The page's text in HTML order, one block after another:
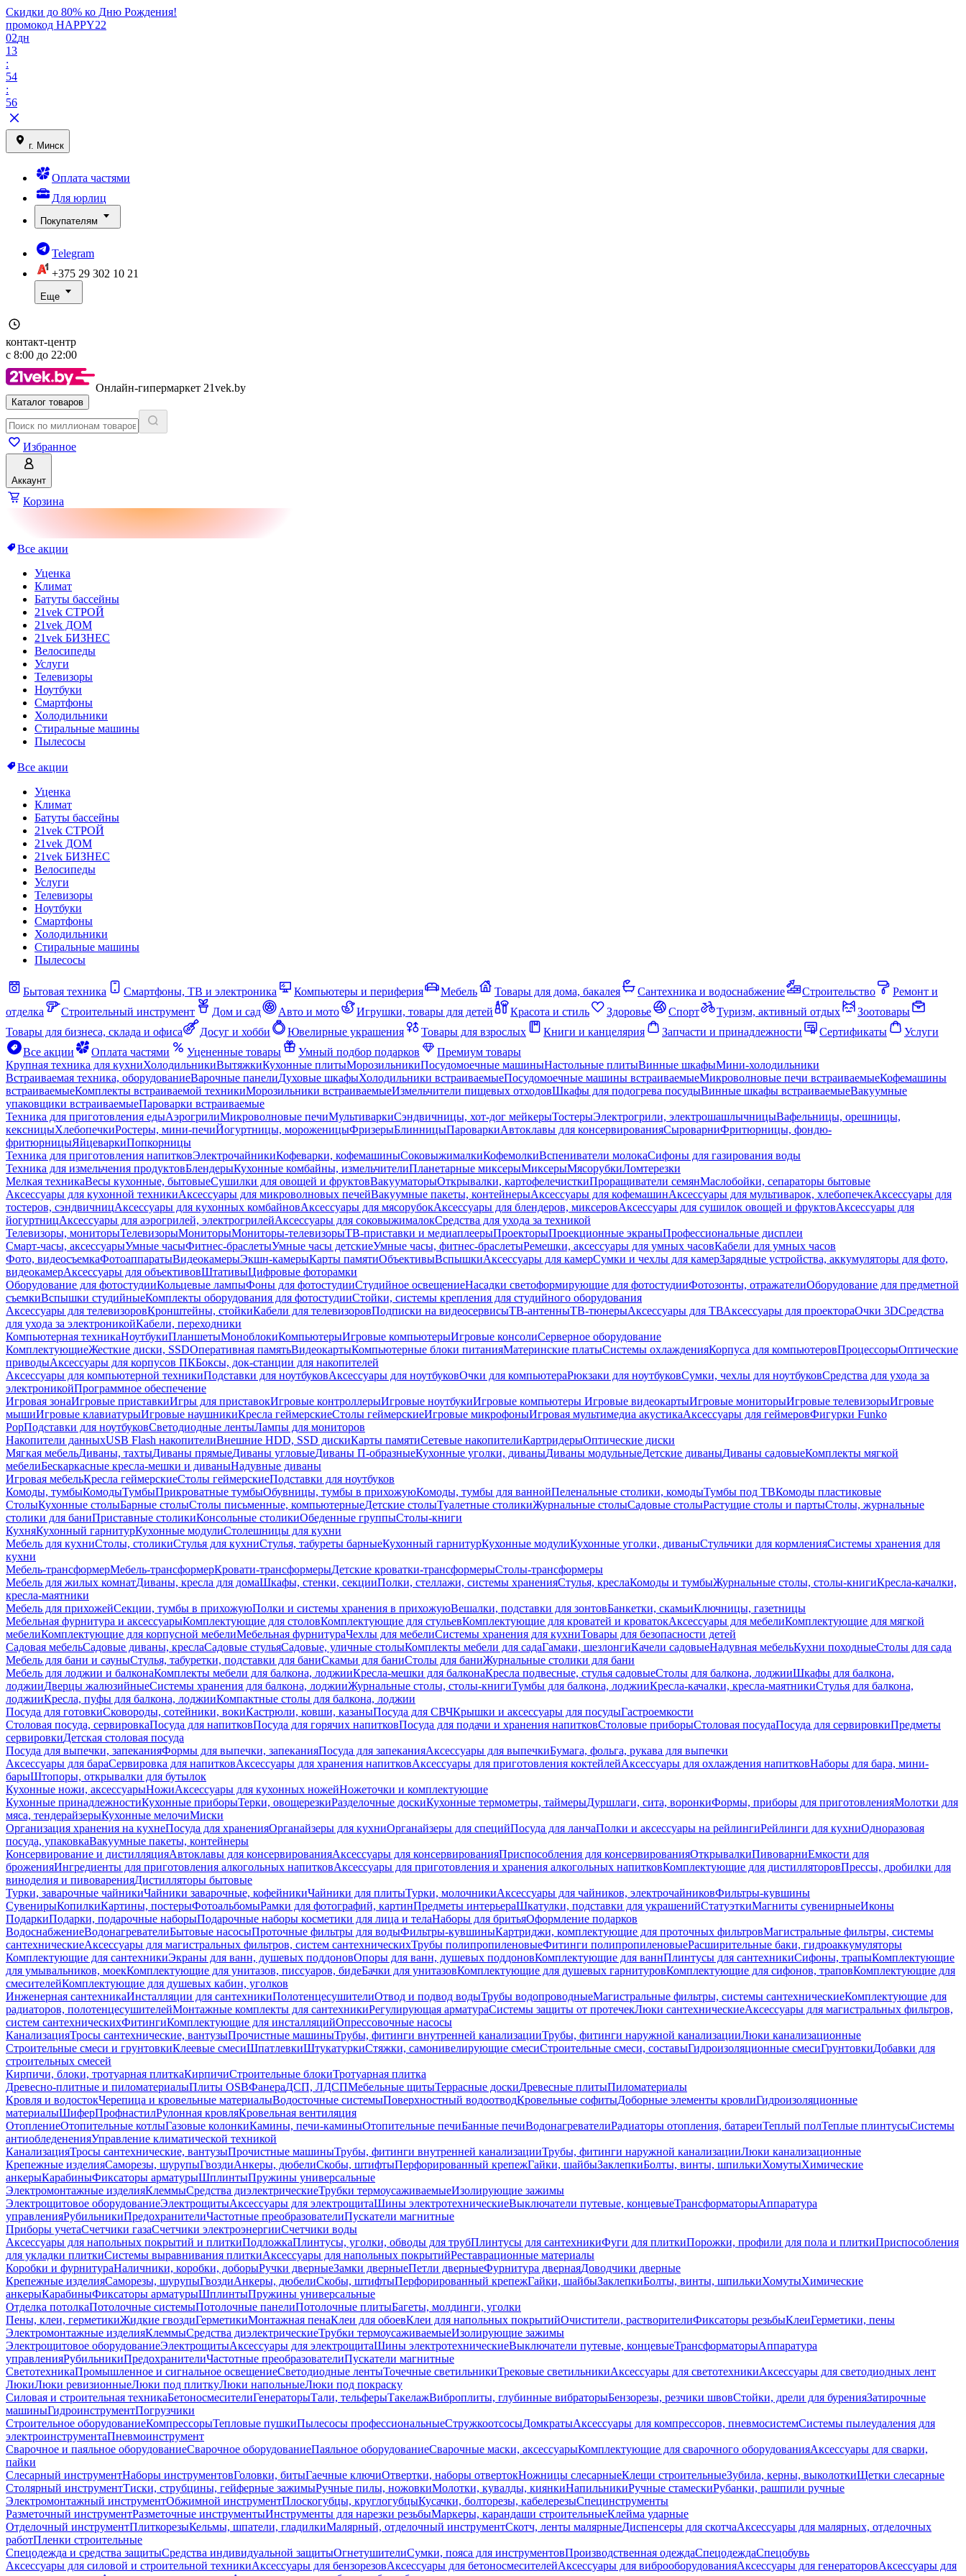
Скидки до 80% ко Дню Рождения!
промокод HAPPY22
02дн
13
:
54
:
56
г. Минск
Оплата частями
Для юрлиц
Покупателям
Telegram
+375 29 302 10 21
Еще
контакт-центр
с 8:00 до 22:00
Онлайн-гипермаркет 21vek.by
Каталог товаров
Избранное
Аккаунт
Корзина
Все акции
Уценка
Климат
Батуты бассейны
21vek СТРОЙ
21vek ДОМ
21vek БИЗНЕС
Велосипеды
Услуги
Телевизоры
Ноутбуки
Смартфоны
Холодильники
Стиральные машины
Пылесосы
Все акции
Уценка
Климат
Батуты бассейны
21vek СТРОЙ
21vek ДОМ
21vek БИЗНЕС
Велосипеды
Услуги
Телевизоры
Ноутбуки
Смартфоны
Холодильники
Стиральные машины
Пылесосы
Бытовая техника Смартфоны, ТВ и электроника Компьютеры и периферия Мебель Товары для дома, бакалея Сантехника и водоснабжение Строительство
Ремонт и
отделка
Строительный инструмент Дом и сад Авто и мото Игрушки, товары для детей Красота и стиль Здоровье Спорт Туризм, активный отдых
Зоотовары
Товары для бизнеса, склада и офиса
Досуг и хобби Ювелирные украшения Товары для взрослых Книги и канцелярия Запчасти и принадлежности Сертификаты
Услуги
Все акции
Оплата частями Уцененные товары Умный подбор подарков
Премиум товары
Крупная техника для кухниХолодильникиВытяжкиКухонные плитыМорозильникиПосудомоечные машиныНастольные плитыВинные шкафыМини-холодильники
Встраиваемая техника, оборудованиеВарочные панелиДуховые шкафыХолодильники встраиваемыеПосудомоечные машины встраиваемыеМикроволновые печи встраиваемыеКофемашины
встраиваемыеКомплекты встраиваемой техникиМорозильники встраиваемыеИзмельчители пищевых отходовШкафы для подогрева посудыВинные шкафы встраиваемыеВакуумные
упаковщики встраиваемыеПароварки встраиваемые
Техника для приготовления едыАэрогрилиМикроволновые печиМультиваркиСэндвичницы, хот-дог мейкерыТостерыЭлектрогрили, электрошашлычницыВафельницы, орешницы,
кексницыХлебопечкиРостеры, мини-печиЙогуртницы, мороженицыФризерыБлинницыПароваркиАвтоклавы для консервированияСыроварниФритюрницы, фондю-
фритюрницыЯйцеваркиПопкорницы
Техника для приготовления напитковЭлектрочайникиКофеварки, кофемашиныСоковыжималкиКофемолкиВспениватели молокаСифоны для газирования воды
Техника для измельчения продуктовБлендерыКухонные комбайны, измельчителиПланетарные миксерыМиксерыМясорубкиЛомтерезки
Мелкая техникаВесы кухонные, бытовыеСушилки для овощей и фруктовВакууматорыОткрывалки, картофелечисткиПроращиватели семянМаслобойки, сепараторы бытовые
Аксессуары для кухонной техникиАксессуары для микроволновых печейВакуумные пакеты, контейнерыАксессуары для кофемашинАксессуары для мультиварок, хлебопечекАксессуары для
тостеров, сэндвичницАксессуары для кухонных комбайновАксессуары для мясорубокАксессуары для блендеров, миксеровАксессуары для сушилок овощей и фруктовАксессуары для
йогуртницАксессуары для аэрогрилей, электрогрилейАксессуары для соковыжималокСредства для ухода за техникой
Телевизоры, мониторыТелевизорыМониторыМониторы-телевизорыТВ-приставки и медиаплеерыПроекторыПроекционные экраныПрофессиональные дисплеи
Смарт-часы, аксессуарыУмные часыФитнес-браслетыУмные часы детскиеУмные часы, фитнес-браслетыРемешки, аксессуары для умных часовКабели для умных часов
Фото, видеосъемкаФотоаппаратыВидеокамерыЭкшн-камерыКарты памятиОбъективыВспышкиАксессуары для камерСумки и чехлы для камерЗарядные устройства, аккумуляторы для фото,
видеокамерАксессуары для объективовШтативыЦифровые фоторамки
Оборудование для фотостудииКольцевые лампыФоны для фотостудииСтудийное освещениеНасадки светоформирующие для фотостудииФотозонты, отражателиОборудование для предметной
съемкиВспышки студийныеКомплекты оборудования для фотостудииСтойки, системы крепления для студийного оборудования
Аксессуары для телевизоровКронштейны, стойкиКабели для телевизоровПодписки на видеосервисыТВ-антенныТВ-тюнерыАксессуары для ТВАксессуары для проектораОчки 3DСредства
для ухода за электроникойКабели, переходники
Компьютерная техникаНоутбукиПланшетыМоноблокиКомпьютерыИгровые компьютерыИгровые консолиСерверное оборудование
КомплектующиеЖесткие диски, SSDОперативная памятьВидеокартыКомпьютерные блоки питанияМатеринские платыСистемы охлажденияКорпуса для компьютеровПроцессорыОптические
приводыАксессуары для корпусов ПКБоксы, док-станции для накопителей
Аксессуары для компьютерной техникиПодставки для ноутбуковАксессуары для ноутбуковОчки для компьютераРюкзаки для ноутбуковСумки, чехлы для ноутбуковСредства для ухода за
электроникойПрограммное обеспечение
Игровая зонаИгровые приставкиИгры для приставокИгровые контроллерыИгровые ноутбукиИгровые компьютеры Игровые видеокартыИгровые мониторыИгровые телевизорыИгровые
мышиИгровые клавиатурыИгровые наушникиКресла геймерскиеСтолы геймерскиеИгровые микрофоныИгровая мультимедиа акустикаАксессуары для геймеровФигурки Funko
PopПодставки для ноутбуковСветодиодные лентыЛампы для мониторов
Накопители данныхUSB Flash накопителиВнешние HDD, SSD дискиКарты памятиСетевые накопителиКартридерыОптические диски
Мягкая мебельДиваны, тахтыДиваны прямыеДиваны угловыеДиваны П-образныеКухонные уголки, диваныДиваны модульныеДетские диваныДиваны садовыеКомплекты мягкой
мебелиБескаркасные кресла-мешки и диваныНадувные диваны
Игровая мебельКресла геймерскиеСтолы геймерскиеПодставки для ноутбуков
Комоды, тумбыКомодыТумбыПрикроватные тумбыОбувницы, тумбы в прихожуюКомоды, тумбы для ваннойПеленальные столики, комодыТумбы под ТВКомоды пластиковые
СтолыКухонные столыБарные столыСтолы письменные, компьютерныеДетские столыТуалетные столикиЖурнальные столыСадовые столыРастущие столы и партыСтолы, журнальные
столики для баниПриставные столикиКонсольные столикиОбеденные группыСтолы-книги
КухняКухонный гарнитурКухонные модулиСтолешницы для кухни
Мебель для кухниСтолы, столикиСтулья для кухниСтулья, табуреты барныеКухонный гарнитурКухонные модулиКухонные уголки, диваныСтульчики для кормленияСистемы хранения для
кухни
Мебель-трансформерМебель-трансформерКровати-трансформерыДетские кроватки-трансформерыСтолы-трансформеры
Мебель для жилых комнатДиваны, кресла для домаШкафы, стенки, секцииПолки, стеллажи, системы храненияСтулья, креслаКомоды и тумбыЖурнальные столы, столы-книгиКресла-качалки,
кресла-маятники
Мебель для прихожейСекции, тумбы в прихожуюПолки и системы хранения в прихожуюВешалки, подставки для зонтовБанкетки, скамьиКлючницы, газетницы
Мебельная фурнитура и аксессуарыКомплектующие для столовКомплектующие для стульевКомплектующие для кроватей и кроватокАксессуары для мебелиКомплектующие для мягкой
мебелиКомплектующие для корпусной мебелиМебельная фурнитураЧехлы для мебелиСистемы хранения для кухниТовары для безопасности детей
Садовая мебельСадовые диваны, креслаСадовые стульяСадовые, уличные столыКомплекты мебели для садаГамаки, шезлонгиКачели садовыеНадувная мебельКухни походныеСтолы для сада
Мебель для бани и сауныСтулья, табуретки, подставки для баниСкамьи для баниСтолы для баниЖурнальные столики для бани
Мебель для лоджии и балконаКомплекты мебели для балкона, лоджииКресла-мешки для балконаКресла подвесные, стулья садовыеСтолы для балкона, лоджииШкафы для балкона,
лоджииДверцы жалюзийныеСистемы хранения для балкона, лоджииЖурнальные столы, столы-книгиТумбы для балкона, лоджииКресла-качалки, кресла-маятникиСтулья для балкона,
лоджииКресла, пуфы для балкона, лоджииКомпактные столы для балкона, лоджии
Посуда для готовкиСковороды, сотейники, вокиКастрюли, ковши, казаныПосуда для СВЧКрышки и аксессуары для посудыГастроемкости
Столовая посуда, сервировкаПосуда для напитковПосуда для горячих напитковПосуда для подачи и хранения напитковСтоловые приборыСтоловая посудаПосуда для сервировкиПредметы
сервировкиДетская столовая посуда
Посуда для выпечки, запеканияФормы для выпечки, запеканияПосуда для запеканияАксессуары для выпечкиБумага, фольга, рукава для выпечки
Аксессуары для бараСервировка для напитковАксессуары для хранения напитковАксессуары для приготовления коктейлейАксессуары для охлаждения напитковНаборы для бара, мини-
барыШтопоры, открывалки для бутылок
Кухонные ножи, аксессуарыНожиАксессуары для кухонных ножейНожеточки и комплектующие
Кухонные принадлежностиКухонные приборыТерки, овощерезкиРазделочные доскиКухонные термометры, таймерыДуршлаги, сита, воронкиФормы, приборы для приготовленияМолотки для
мяса, тендерайзерыКухонные мелочиМиски
Организация хранения на кухнеПосуда для храненияОрганайзеры для кухниОрганайзеры для специйПосуда для ланчаПолки и аксессуары на рейлингиРейлинги для кухниОдноразовая
посуда, упаковкаВакуумные пакеты, контейнеры
Консервирование и дистилляцияАвтоклавы для консервированияАксессуары для консервированияПриспособления для консервированияОткрывалкиПивоварниЕмкости для
броженияИнгредиенты для приготовления алкогольных напитковАксессуары для приготовления и хранения алкогольных напитковКомплектующие для дистилляторовПрессы, дробилки для
виноделия и пивоваренияДистилляторы бытовые
Турки, заварочные чайникиЧайники заварочные, кофейникиЧайники для плитыТурки, молочникиАксессуары для чайников, электрочайниковФильтры-кувшины
СувенирыКопилкиКартины, постерыФотоальбомыРамки для фотографий, картинПредметы интерьераШкатулки, подставки для украшенийСтатуэткиМагниты сувенирныеИконы
ПодаркиПодарки, подарочные наборыПодарочные наборы косметики для лица и телаНаборы для бритьяОформление подарков
ВодоснабжениеВодонагревателиБытовые насосыПроточные фильтры для водыФильтры-кувшиныКартриджи, комплектующие для проточных фильтровМагистральные фильтры, системы
сантехническиеАксессуары для магистральных фильтров, систем сантехническихТрубы полипропиленовыеФитинги полипропиленовыеРасширительные баки, гидроаккумуляторы
Комплектующие для сантехникиЭкраны для ванн, душевых поддоновОпоры для ванн, душевых поддоновКомплектующие для ваннПлинтусы для сантехникиСифоны, трапыКомплектующие
для умывальников, моекКомплектующие для унитазов, писсуаров, бидеБачки для унитазовКомплектующие для душевых гарнитуровКомплектующие для сифонов, траповКомплектующие для
смесителейКомплектующие для душевых кабин, уголков
Инженерная сантехникаИнсталляции для сантехникиПолотенцесушителиОтвод и подвод водыТрубы водопроводныеМагистральные фильтры, системы сантехническиеКомплектующие для
радиаторов, полотенцесушителейМонтажные комплекты для сантехникиРегулирующая арматураСистемы защиты от протечекЛюки сантехническиеАксессуары для магистральных фильтров,
систем сантехническихФитингиКомплектующие для инсталляцийОпрессовочные насосы
КанализацияТросы сантехнические, вантузыПрочистные машиныТрубы, фитинги внутренней канализацииТрубы, фитинги наружной канализацииЛюки канализационные
Строительные смеси и грунтовкиКлеевые смесиШпатлевкиШтукатуркиСтяжки, самонивелирующие смесиСтроительные смеси, составыГидроизоляционные смесиГрунтовкиДобавки для
строительных смесей
Кирпичи, блоки, тротуарная плиткаКирпичиСтроительные блокиТротуарная плитка
Древесно-плитные и пиломатериалыПлиты OSBФанераДСП, ЛДСПМебельные щитыТеррасные доскиДревесные плитыПиломатериалы
Кровля и водостокЧерепица и кровельные материалыВодосточные системыПоверхностный водоотводКровельные софитыДоборные элементы кровлиГидроизоляционные
материалыШиферПрофнастилРулонная кровляКровельная вентиляция
ОтоплениеОтопительные котлыГазовые колонкиКамины, печи-каминыОтопительные печиБанные печиВодонагревателиРадиаторы отопления, батареиТеплый полТеплые плинтусыСистемы
антиобледененияУправление климатической техникой
КанализацияТросы сантехнические, вантузыПрочистные машиныТрубы, фитинги внутренней канализацииТрубы, фитинги наружной канализацииЛюки канализационные
Крепежные изделияСаморезы, шурупыГвоздиАнкеры, дюбелиСкобы, штифтыПерфорированный крепежГайки, шайбыЗаклепкиБолты, винты, шпилькиХомутыХимические
анкерыКарабиныФиксаторы арматурыШплинтыПружины универсальные
Электромонтажные изделияКлеммыСредства диэлектрическиеТрубки термоусаживаемыеИзолирующие зажимы
Электрощитовое оборудованиеЭлектрощитыАксессуары для электрощитаШины электротехническиеВыключатели путевые, концевыеТрансформаторыАппаратура
управленияРубильникиПредохранителиЧастотные преобразователиПускатели магнитные
Приборы учетаСчетчики газаСчетчики электроэнергииСчетчики воды
Аксессуары для напольных покрытий и плиткиПодложкаПлинтусы, уголки, обводы для трубПлинтусы для сантехникиФуги для плиткиПорожки, профили для пола и плиткиПриспособления
для укладки плиткиСистемы выравнивания плиткиАксессуары для напольных покрытийРеставрационные материалы
Коробки и фурнитураНаличники, коробки, доборыРучки дверныеЗамки дверныеПетли дверныеФурнитура двернаяДоводчики дверные
Крепежные изделияСаморезы, шурупыГвоздиАнкеры, дюбелиСкобы, штифтыПерфорированный крепежГайки, шайбыЗаклепкиБолты, винты, шпилькиХомутыХимические
анкерыКарабиныФиксаторы арматурыШплинтыПружины универсальные
Отделка потолкаПотолочные системыПотолочные панелиПотолочные плитыБагеты, молдинги, уголки
Пены, клеи, герметикиЖидкие гвоздиГерметикиМонтажная пенаКлеи для обоевКлеи для напольных покрытийОчистители, растворителиФиксаторы резьбыКлеиГерметики, пены
Электромонтажные изделияКлеммыСредства диэлектрическиеТрубки термоусаживаемыеИзолирующие зажимы
Электрощитовое оборудованиеЭлектрощитыАксессуары для электрощитаШины электротехническиеВыключатели путевые, концевыеТрансформаторыАппаратура
управленияРубильникиПредохранителиЧастотные преобразователиПускатели магнитные
СветотехникаПромышленное и сигнальное освещениеСветодиодные лентыТочечные светильникиТрековые светильникиАксессуары для светотехникиАксессуары для светодиодных лент
ЛюкиЛюки ревизионныеЛюки под плиткуЛюки напольныеЛюки под покраску
Силовая и строительная техникаБетоносмесителиГенераторыТали, тельферыТакелажВиброплиты, глубинные вибраторыБензорезы, резчики швовСтойки, дрели для буренияЗатирочные
машиныГидроинструментПогрузчики
Строительное оборудованиеКомпрессорыТепловые пушкиПылесосы профессиональныеСтружкоотсосыДомкратыАксессуары для компрессоров, пневмосистемСистемы пылеудаления для
электроинструментаПневмоинструмент
Сварочное и паяльное оборудованиеСварочное оборудованиеПаяльное оборудованиеСварочные маски, аксессуарыКомплектующие для сварочного оборудованияАксессуары для сварки,
пайки
Слесарный инструментНаборы инструментовГоловки, битыГаечные ключиОтвертки, наборы отвертокНожницы слесарныеКлещи строительныеЗубила, керны, выколоткиЩетки слесарные
Столярный инструментТиски, струбцины, гейферные зажимыРучные пилы, ножовкиМолотки, кувалды, киянкиНапильникиРучные стамескиРубанки, рашпили ручные
Электромонтажный инструментОбжимной инструментПлоскогубцы, круглогубцыКусачки, болторезы, кабелерезыСпецинструменты
Разметочный инструментРазметочные инструментыИнструменты для нарезки резьбыМаркеры, карандаши строительныеКлейма ударные
Отделочный инструментПлиткорезыКельмы, шпатели, гладилкиМалярный, отделочный инструментСкотч, ленты малярныеДиспенсеры для скотчаАксессуары для малярных, отделочных
работПленки строительные
Спецодежда и средства защитыСредства индивидуальной защитыОгнетушителиСумки, пояса для инструментовПроизводственная одеждаСпецодеждаСпецобувь
Аксессуары для силовой и строительной техникиАксессуары для бензорезовАксессуары для бетоносмесителейАксессуары для виброоборудованияАксессуары для генераторовАксессуары для